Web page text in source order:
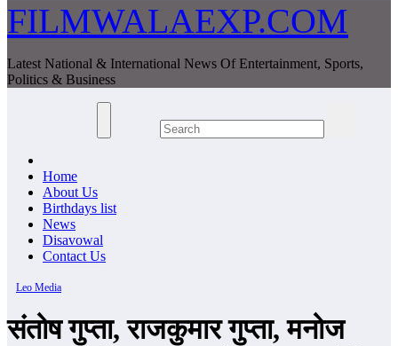
FILMWALAEXP.COM
Latest National & International News Of Entertainment, Sports,
Politics & Business
Home
About Us
Birthdays list
News
Disavowal
Contact Us
Leo Media
संतोष गुप्ता, राजकुमार गुप्ता, मनोज